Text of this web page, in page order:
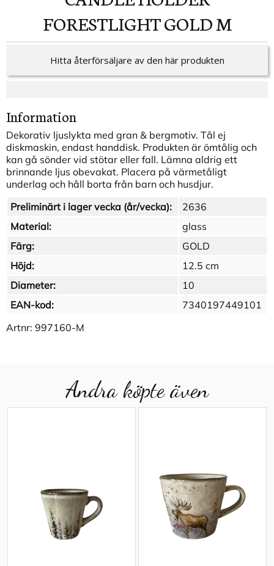
FORESTLIGHT GOLD M
Hitta återförsäljare av den här produkten
Information
Dekorativ ljuslykta med gran & bergmotiv. Tål ej
diskmaskin, endast handdisk. Produkten är ömtålig och
kan gå sönder vid stötar eller fall. Lämna aldrig ett
brinnande ljus obevakat. Placera på värmetåligt
underlag och håll borta från barn och husdjur.
Preliminärt i lager vecka (år/vecka):
2636
Material:
glass
Färg:
GOLD
Höjd:
12.5 cm
Diameter:
10
EAN-kod:
7340197449101
Artnr: 997160-M
Andra köpte även